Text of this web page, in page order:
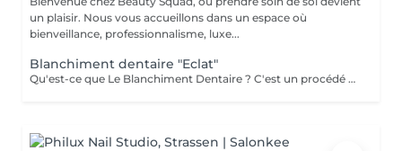
un plaisir. Nous vous accueillons dans un espace où
bienveillance, professionnalisme, luxe...
Blanchiment dentaire "Eclat"
Qu'est-ce que Le Blanchiment Dentaire ? C'est un procédé qui utilise un gel blanchissant activé par une lumière avec une fréquence spécifique. Celui-ci agit sur l'émail et la dentine des dents sans affecter la structure de la dent. Le blanchiment dentaire est sûr, efficace et rapide. Pourquoi vos dents se colorent-elles ? Pour de nombreuses raisons. Les plus communes sont l'âge, la consommation de produits qui colorent les dents comme le café, le thé, les sodas, le tabac, etc. ou à cause d'un traumatisme. Pendant la période de croissance des dents, une prise régulière de tétracycline et d'autres antibiotiques peuvent également être à la base de ces décolorations. Est-ce sans danger ? La sécurité et l'efficacité du produit sont bien établies. Le produit est utilisé en toute sécurité depuis plusieurs années pour le traitement des gencives et des tissus mous. On évite l'utilisation chez les femmes enceintes ou qui allaitent. L'usage du tabac est contre-indiqué pendant le traitement de blanchiment. Certains patients éprouvent une augmentation temporaire de la sensibilité au froid pendant le traitement. Ces symptômes disparaissent entre 1 à 3 jours après la fin du traitement. Un blanchiment dentaire est-il efficace ? Oui. Le blanchiment dentaire permet d'enlever la plupart des tâches et des colorations causées par les aliments, le tabac, un traitement de canal ou le vieillissement naturel des dents. Une étude a démontré que l'utilisation de la lampe augmente l'efficacité du gel